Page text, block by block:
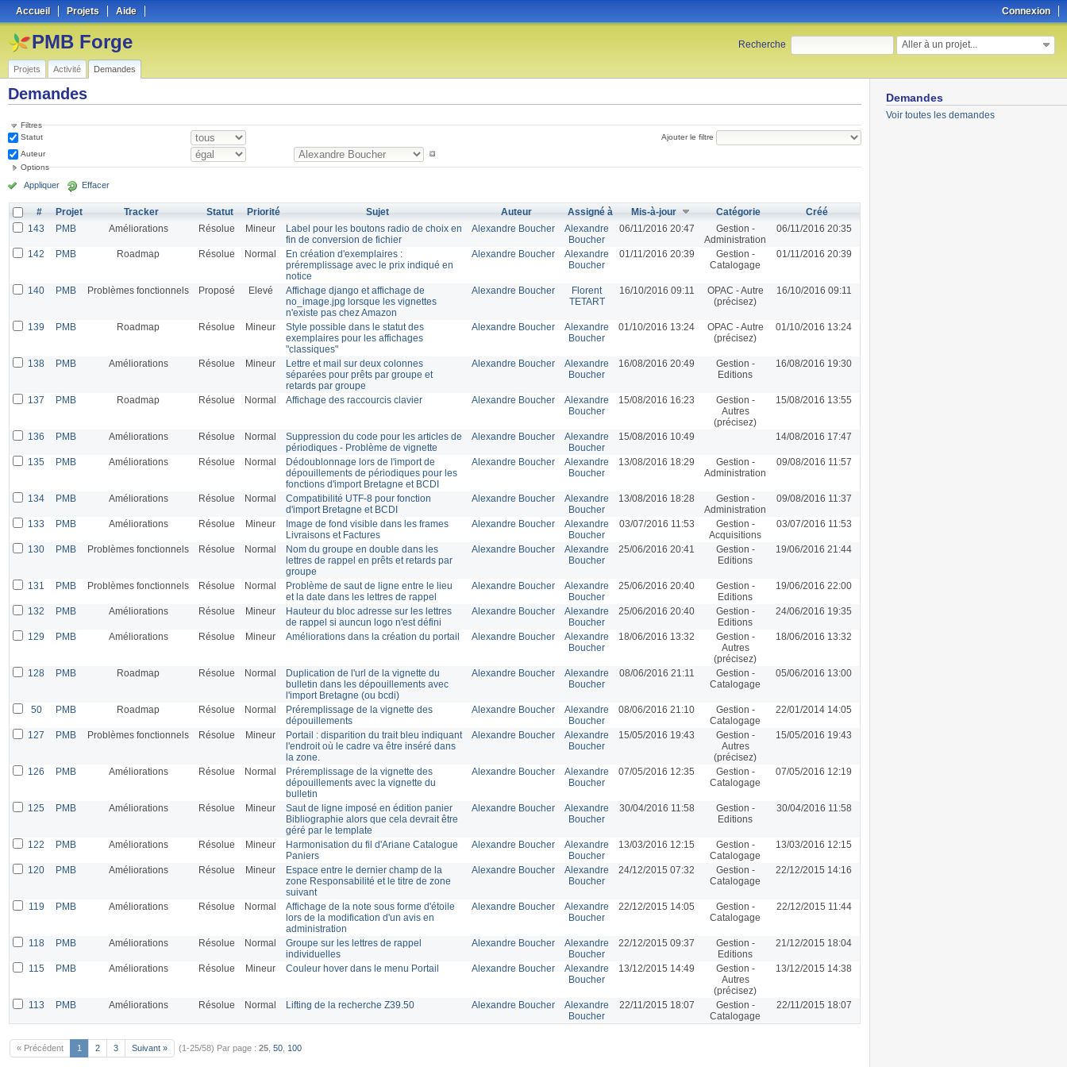
Connexion
Accueil Projets Aide
Recherche: Aller à un projet...
PMB Forge
Projets Activité Demandes
Demandes
Voir toutes les demandes
Demandes
Filtres
Statut
Auteur
Ajouter le filtre
Options
Appliquer Effacer
# Projet Tracker Statut Priorité Sujet Auteur Assigné à Mis-à-jour Catégorie
Créé
143
PMB Améliorations Résolue Mineur
Label pour les boutons radio de choix en
fin de conversion de fichier
Alexandre Boucher
Alexandre
Boucher
06/11/2016 20:47
Gestion -
Administration
06/11/2016 20:35
142 PMB Roadmap Résolue Normal
En création d'exemplaires :
préremplissage avec le prix indiqué en
notice
Alexandre Boucher
Alexandre
Boucher
01/11/2016 20:39
Gestion -
Catalogage
01/11/2016 20:39
140 PMB Problèmes fonctionnels Proposé Elevé
Affichage django et affichage de
no_image.jpg lorsque les vignettes
n'existe pas chez Amazon
Alexandre Boucher
Florent
TETART
16/10/2016 09:11
OPAC - Autre
(précisez)
16/10/2016 09:11
139 PMB Roadmap Résolue Mineur
Style possible dans le statut des
exemplaires pour les affichages
"classiques"
Alexandre Boucher
Alexandre
Boucher
01/10/2016 13:24
OPAC - Autre
(précisez)
01/10/2016 13:24
138 PMB Améliorations Résolue Mineur
Lettre et mail sur deux colonnes
séparées pour prêts par groupe et
retards par groupe
Alexandre Boucher
Alexandre
Boucher
16/08/2016 20:49
Gestion -
Editions
16/08/2016 19:30
137 PMB Roadmap Résolue Normal Affichage des raccourcis clavier Alexandre Boucher
Alexandre
Boucher
15/08/2016 16:23
Gestion -
Autres
(précisez)
15/08/2016 13:55
136 PMB Améliorations Résolue Normal
Suppression du code pour les articles de
périodiques - Problème de vignette
Alexandre Boucher
Alexandre
Boucher
15/08/2016 10:49 14/08/2016 17:47
135 PMB Améliorations Résolue Normal
Dédoublonnage lors de l'import de
dépouillements de périodiques pour les
fonctions d'import Bretagne et BCDI
Alexandre Boucher
Alexandre
Boucher
13/08/2016 18:29
Gestion -
Administration
09/08/2016 11:57
134 PMB Améliorations Résolue Normal
Compatibilité UTF-8 pour fonction
d'import Bretagne et BCDI
Alexandre Boucher
Alexandre
Boucher
13/08/2016 18:28
Gestion -
Administration
09/08/2016 11:37
133 PMB Améliorations Résolue Mineur
Image de fond visible dans les frames
Livraisons et Factures
Alexandre Boucher
Alexandre
Boucher
03/07/2016 11:53
Gestion -
Acquisitions
03/07/2016 11:53
130 PMB Problèmes fonctionnels Résolue Normal
Nom du groupe en double dans les
lettres de rappel en prêts et retards par
groupe
Alexandre Boucher
Alexandre
Boucher
25/06/2016 20:41
Gestion -
Editions
19/06/2016 21:44
131 PMB Problèmes fonctionnels Résolue Normal
Problème de saut de ligne entre le lieu
et la date dans les lettres de rappel
Alexandre Boucher
Alexandre
Boucher
25/06/2016 20:40
Gestion -
Editions
19/06/2016 22:00
132 PMB Améliorations Résolue Mineur
Hauteur du bloc adresse sur les lettres
de rappel si auncun logo n'est défini
Alexandre Boucher
Alexandre
Boucher
25/06/2016 20:40
Gestion -
Editions
24/06/2016 19:35
129 PMB Améliorations Résolue Mineur Améliorations dans la création du portail Alexandre Boucher
Alexandre
Boucher
18/06/2016 13:32
Gestion -
Autres
(précisez)
18/06/2016 13:32
128 PMB Roadmap Résolue Normal
Duplication de l'url de la vignette du
bulletin dans les dépouillements avec
l'import Bretagne (ou bcdi)
Alexandre Boucher
Alexandre
Boucher
08/06/2016 21:11
Gestion -
Catalogage
05/06/2016 13:00
50 PMB Roadmap Résolue Normal
Préremplissage de la vignette des
dépouillements
Alexandre Boucher
Alexandre
Boucher
08/06/2016 21:10
Gestion -
Catalogage
22/01/2014 14:05
127 PMB Problèmes fonctionnels Résolue Mineur
Portail : disparition du trait bleu indiquant
l'endroit où le cadre va être inséré dans
la zone.
Alexandre Boucher
Alexandre
Boucher
15/05/2016 19:43
Gestion -
Autres
(précisez)
15/05/2016 19:43
126 PMB Améliorations Résolue Normal
Préremplissage de la vignette des
dépouillements avec la vignette du
bulletin
Alexandre Boucher
Alexandre
Boucher
07/05/2016 12:35
Gestion -
Catalogage
07/05/2016 12:19
125 PMB Améliorations Résolue Mineur
Saut de ligne imposé en édition panier
Bibliographie alors que cela devrait être
géré par le template
Alexandre Boucher
Alexandre
Boucher
30/04/2016 11:58
Gestion -
Editions
30/04/2016 11:58
122 PMB Améliorations Résolue Mineur
Harmonisation du fil d'Ariane Catalogue
Paniers
Alexandre Boucher
Alexandre
Boucher
13/03/2016 12:15
Gestion -
Catalogage
13/03/2016 12:15
120 PMB Améliorations Résolue Mineur
Espace entre le dernier champ de la
zone Responsabilité et le titre de zone
suivant
Alexandre Boucher
Alexandre
Boucher
24/12/2015 07:32
Gestion -
Catalogage
22/12/2015 14:16
119 PMB Améliorations Résolue Normal
Affichage de la note sous forme d'étoile
lors de la modification d'un avis en
administration
Alexandre Boucher
Alexandre
Boucher
22/12/2015 14:05
Gestion -
Catalogage
22/12/2015 11:44
118 PMB Améliorations Résolue Normal
Groupe sur les lettres de rappel
individuelles
Alexandre Boucher
Alexandre
Boucher
22/12/2015 09:37
Gestion -
Editions
21/12/2015 18:04
115 PMB Améliorations Résolue Mineur Couleur hover dans le menu Portail Alexandre Boucher
Alexandre
Boucher
13/12/2015 14:49
Gestion -
Autres
(précisez)
13/12/2015 14:38
113 PMB Améliorations Résolue Normal Lifting de la recherche Z39.50 Alexandre Boucher
Alexandre
Boucher
22/11/2015 18:07
Gestion -
Catalogage
22/11/2015 18:07
« Précédent 1 2 3 Suivant » (1-25/58) Par page : 25 50 100